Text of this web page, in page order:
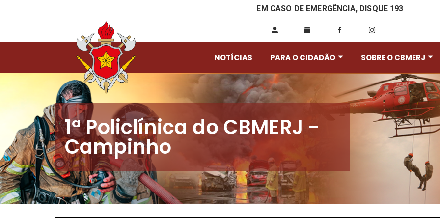
EM CASO DE EMERGÊNCIA, DISQUE 193
NOTÍCIAS PARA O CIDADÃO SOBRE O CBMERJ
1ª Policlínica do CBMERJ -
Campinho